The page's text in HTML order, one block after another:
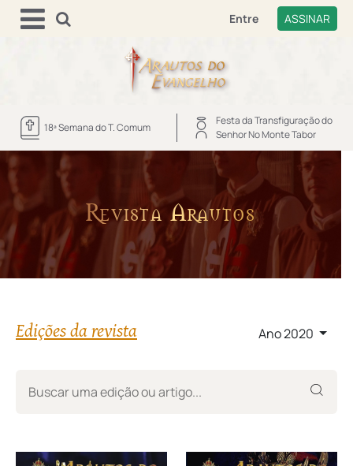
Entre ASSINAR
18ª Semana do T. Comum
Festa da Transfiguração do
Senhor No Monte Tabor
Revista Arautos
Edições da revista Ano 2020